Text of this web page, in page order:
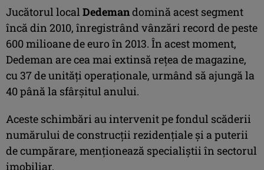
Jucătorul local Dedemandomină acest segment
încă din 2010, înregistrând vânzări record de peste
600 milioane de euro în 2013. În acest moment,
Dedeman are cea mai extinsă reţea de magazine,
cu 37 de unităţi operaţionale, urmând să ajungă la
40 până la sfârşitul anului.
Aceste schimbări au intervenit pe fondul scăderii
numărului de construcţii rezidenţiale şi a puterii
de cumpărare, menţionează specialiştii în sectorul
imobiliar.